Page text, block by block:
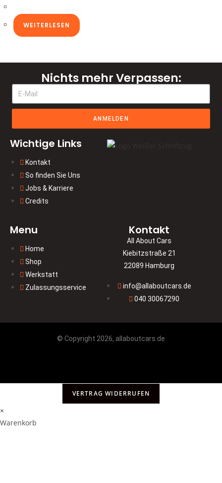
WEITERLESEN
Nichts mehr Verpassen:
ANMELDEN
Wichtige Links
Kontakt
So finden Sie Uns
Jobs & Karriere
Credits
Menu
Home
Shop
Werkstatt
Zulassungsservice
Kontakt
All About Cars
Kiebitzstraße 21
22089 Hamburg
info@allaboutcars.de
040 30067290
© Copyright 2026, allaboutcars.de
VERTRAG WIDERRUFEN
×
Warenkorb